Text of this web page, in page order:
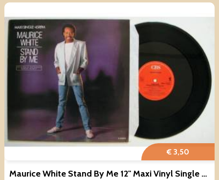
€ 3,50
Maurice White Stand By Me 12" Maxi Vinyl Single 1985 ZGAN